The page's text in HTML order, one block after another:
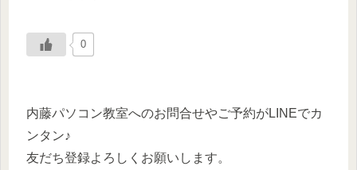
0
内藤パソコン教室へのお問合せやご予約がLINEでカ
ンタン♪
友だち登録よろしくお願いします。